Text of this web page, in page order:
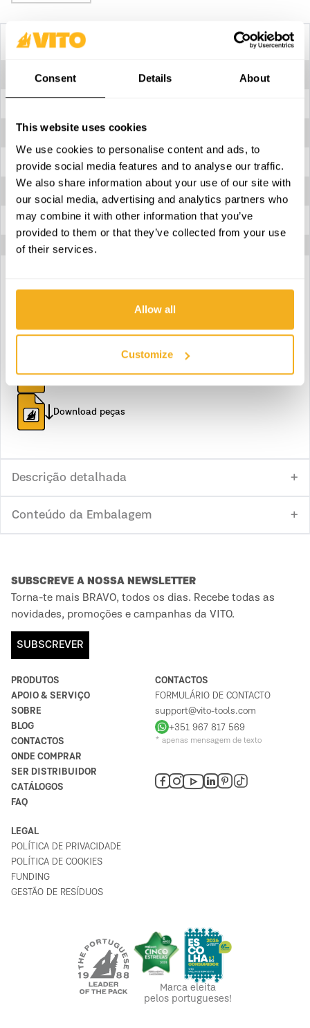
Consent Details About
This website uses cookies
We use cookies to personalise content and ads, to
provide social media features and to analyse our traffic.
We also share information about your use of our site with
our social media, advertising and analytics partners who
may combine it with other information that you’ve
provided to them or that they’ve collected from your use
of their services.
Allow all
Customize
Especificações Técnicas
Capacidade do saco de recolha
Dimensões
Dimensões da caixa 800 x 500 x 490 mm
Níveis de corte 25, 35, 45, 55, 65, 75 mm
Download declaração de conformidade
Download manual de instruções
Download peças
Descrição detalhada
Conteúdo da Embalagem
PRODUTOS
APOIO & SERVIÇO
SOBRE
BLOG
CONTACTOS
ONDE COMPRAR
SER DISTRIBUIDOR
CATÁLOGOS
FAQ
CONTACTOS
FORMULÁRIO DE CONTACTO
support@vito-tools.com
+351 967 817 569
* apenas mensagem de texto
LEGAL
POLÍTICA DE PRIVACIDADE
POLÍTICA DE COOKIES
FUNDING
GESTÃO DE RESÍDUOS
SUBSCREVE A NOSSA NEWSLETTER
Torna-te mais BRAVO, todos os dias. Recebe todas as
novidades, promoções e campanhas da VITO.
SUBSCREVER
Marca eleita
pelos portugueses!